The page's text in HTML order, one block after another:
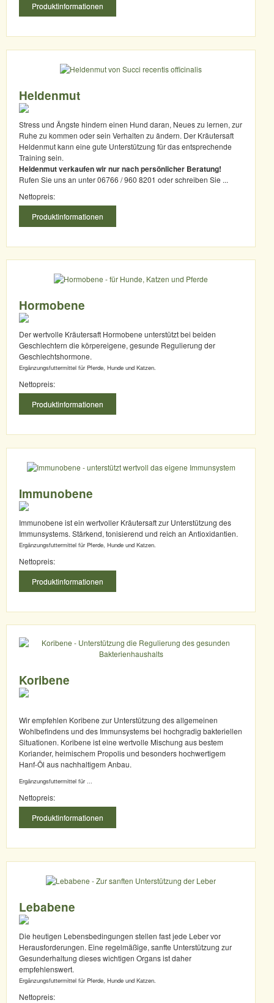
Produktinformationen
Heldenmut
Stress und Ängste hindern einen Hund daran, Neues zu lernen, zur
Ruhe zu kommen oder sein Verhalten zu ändern. Der Kräutersaft
Heldenmut kann eine gute Unterstützung für das entsprechende
Training sein.
Heldenmut verkaufen wir nur nach persönlicher Beratung!
Rufen Sie uns an unter 06766 / 960 8201 oder schreiben Sie ...
Nettopreis:
Produktinformationen
Hormobene
Der wertvolle Kräutersaft Hormobene unterstützt bei beiden
Geschlechtern die körpereigene, gesunde Regulierung der
Geschlechtshormone.
Ergänzungsfuttermittel für Pferde, Hunde und Katzen.
Nettopreis:
Produktinformationen
Immunobene
Immunobene ist ein wertvoller Kräutersaft zur Unterstützung des
Immunsystems. Stärkend, tonisierend und reich an Antioxidantien.
Ergänzungsfuttermittel für Pferde, Hunde und Katzen.
Nettopreis:
Produktinformationen
Koribene
Wir empfehlen Koribene zur Unterstützung des allgemeinen
Wohlbefindens und des Immunsystems bei hochgradig bakteriellen
Situationen. Koribene ist eine wertvolle Mischung aus bestem
Koriander, heimischem Propolis und besonders hochwertigem
Hanf-Öl aus nachhaltigem Anbau.
Ergänzungsfuttermittel für ...
Nettopreis:
Produktinformationen
Lebabene
Die heutigen Lebensbedingungen stellen fast jede Leber vor
Herausforderungen. Eine regelmäßige, sanfte Unterstützung zur
Gesunderhaltung dieses wichtigen Organs ist daher
empfehlenswert.
Ergänzungsfuttermittel für Pferde, Hunde und Katzen.
Nettopreis: